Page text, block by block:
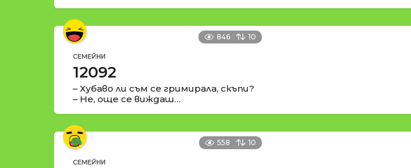
846 10
СЕМЕЙНИ
12092
– Хубаво ли съм се гримирала, скъпи?
– Не, още се виждаш…
558 10
СЕМЕЙНИ